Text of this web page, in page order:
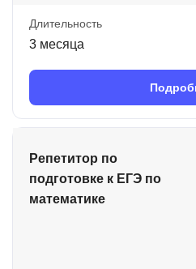
Длительность
3 месяца
Репетитор по
подготовке к ЕГЭ по
математике